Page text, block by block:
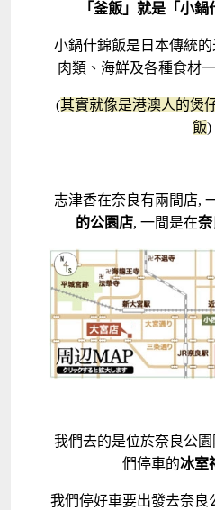
「釜飯」就是「小
小鍋什錦飯是日本傳統的
肉類、海鮮及各種食材
(其實就像是港澳人的煲
飯)
志津香在奈良有兩間店,
的公園店, 一間是在奈
我們去的是位於奈良公園
們停車的冰室
我們停好車要出發去奈良